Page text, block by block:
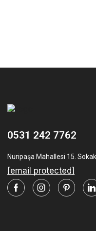
0531 242 7762
Nuripaşa Mahallesi 15.
[email protected]
FacebookInstagram